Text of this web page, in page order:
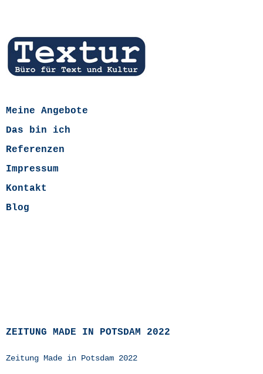
Meine Angebote
Das bin ich
Referenzen
Impressum
Kontakt
Blog
ZEITUNG MADE IN POTSDAM 2022
Zei­tung Made in Pots­dam 2022